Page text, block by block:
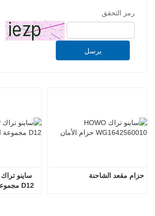
رمز التحقق
يرسل
D12 مجموعة المحرك EuroII
حزام مقعد الشاحنة